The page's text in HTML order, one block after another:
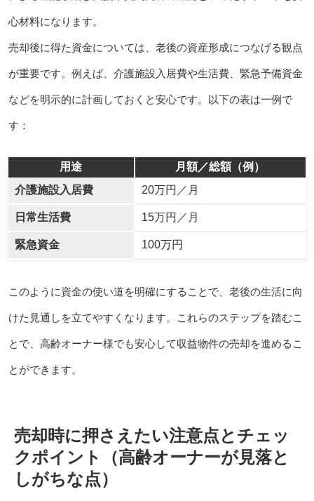
心材料になります。
売却後に得た資金については、老後の資産形成につなげる観点
が重要です。例えば、介護施設入居費や生活費、緊急予備資金
などを明示的に計画しておくと安心です。以下の表は一例で
す：
用途
月額／総額（例）
介護施設入居費
20万円／月
日常生活費 15万円／月
緊急資金 100万円
このように資金の使い道を明確にすることで、老後の生活に向
けた見通しを立てやすくなります。これらのステップを踏むこ
とで、高齢オーナー様でも安心して収益物件の売却を進めるこ
とができます。
売却時に押さえたい注意点とチェッ
クポイント（高齢オーナーが見落と
しがちな点）